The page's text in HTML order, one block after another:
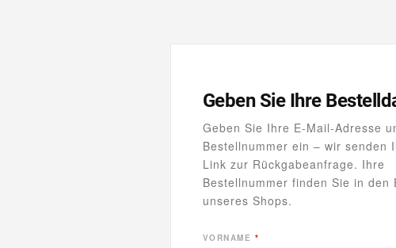
Geben Sie Ihre
Geben Sie Ihre E-Mail-Adresse
Bestellnummer ein – wir senden
Link zur Rückgabeanfrage. Ihre
Bestellnummer finden Sie in den
unseres Shops.
VORNAME *